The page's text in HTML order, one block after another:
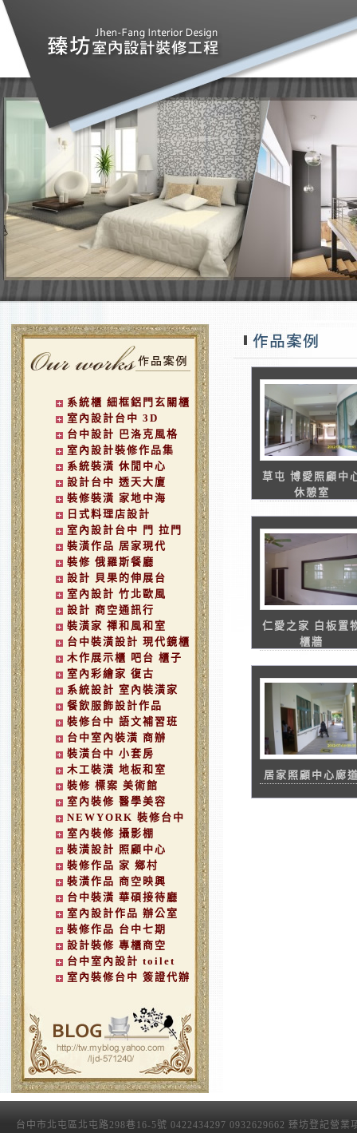
系統櫃 細框鋁門玄關櫃
室內設計台中 3D
台中設計 巴洛克風格
室內設計裝修作品集
系統裝潢 休閒中心
設計台中 透天大廈
裝修裝潢 家地中海
日式料理店設計
室內設計台中 門 拉門
裝潢作品 居家現代
裝修 俄羅斯餐廳
設計 貝果的伸展台
室內設計 竹北歐風
設計 商空通訊行
裝潢家 禪和風和室
台中裝潢設計 現代鏡櫃
木作展示櫃 吧台 櫃子
室內彩繪家 復古
系統設計 室內裝潢家
餐飲服飾設計作品
裝修台中 語文補習班
台中室內裝潢 商辦
裝潢台中 小套房
木工裝潢 地板和室
裝修 標案 美術館
室內裝修 醫學美容
NEWYORK 裝修台中
室內裝修 攝影棚
裝潢設計 照顧中心
裝修作品 家 鄉村
裝潢作品 商空映興
台中裝潢 華碩接待廳
室內設計作品 辦公室
裝修作品 台中七期
設計裝修 專櫃商空
台中室內設計 toilet
室內裝修台中 簽證代辦
草屯 博愛照顧中
休憩室
仁愛之家 白板置
櫃牆
居家照顧中心廊
台中市北屯區北屯路298巷16-5號 0422434297 0932629662 臻坊登記營業